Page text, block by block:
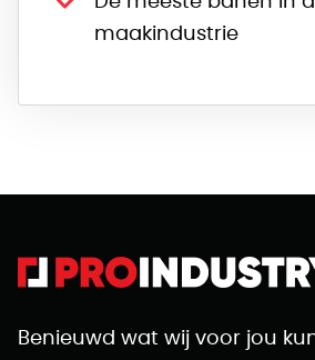
maakindustrie
Benieuwd wat wij voor jou